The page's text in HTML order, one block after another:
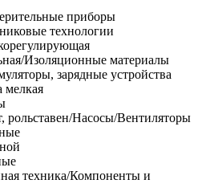
приборы
технологии
Изоляционные материалы
зарядные устройства
мелкая
рольставен/Насосы/Вентиляторы
техника/Компоненты и